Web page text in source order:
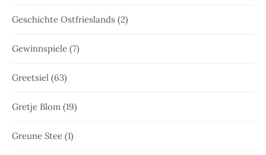
Geschichte Ostfrieslands (2)
Gewinnspiele (7)
Greetsiel (63)
Gretje Blom (19)
Greune Stee (1)